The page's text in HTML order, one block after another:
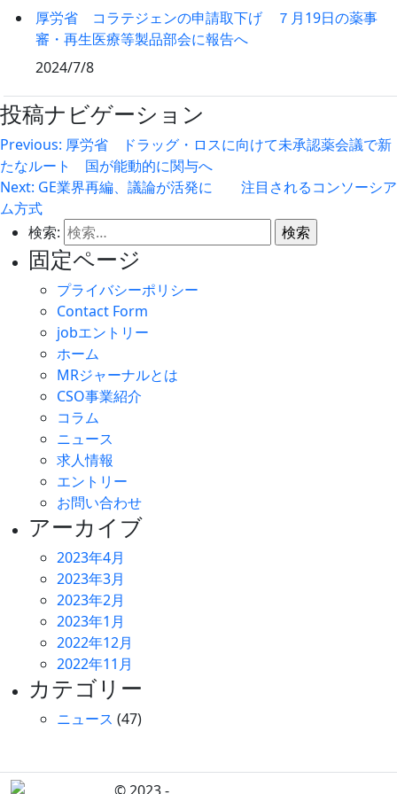
厚労省 コラテジェンの申請取下げ ７月19日の薬事
審・再生医療等製品部会に報告へ
2024/7/8
投稿ナビゲーション
Previous: 厚労省 ドラッグ・ロスに向けて未承認薬会議で新
たなルート 国が能動的に関与へ
Next: GE業界再編、議論が活発に 注目されるコンソーシア
ム方式
検索:
固定ページ
プライバシーポリシー
Contact Form
jobエントリー
ホーム
MRジャーナルとは
CSO事業紹介
コラム
ニュース
求人情報
エントリー
お問い合わせ
アーカイブ
2023年4月
2023年3月
2023年2月
2023年1月
2022年12月
2022年11月
カテゴリー
ニュース (47)